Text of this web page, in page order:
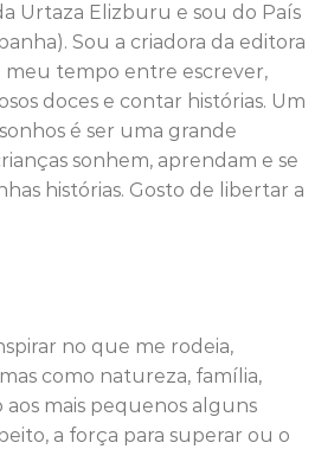
Urtaza Elizburu e sou do País
Sou a criadora da editora
meu tempo entre escrever,
doces e contar histórias. Um
é ser uma grande
sonhem, aprendam e se
histórias. Gosto de libertar a
no que me rodeia,
como natureza, família,
mais pequenos alguns
a força para superar ou o